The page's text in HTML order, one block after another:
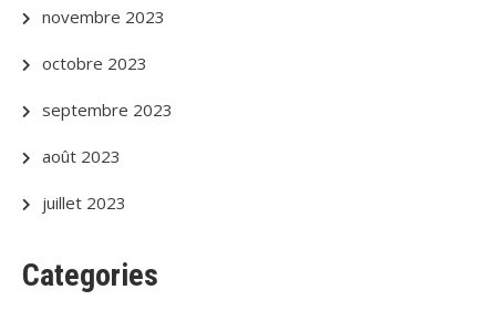
novembre 2023
octobre 2023
septembre 2023
août 2023
juillet 2023
Categories